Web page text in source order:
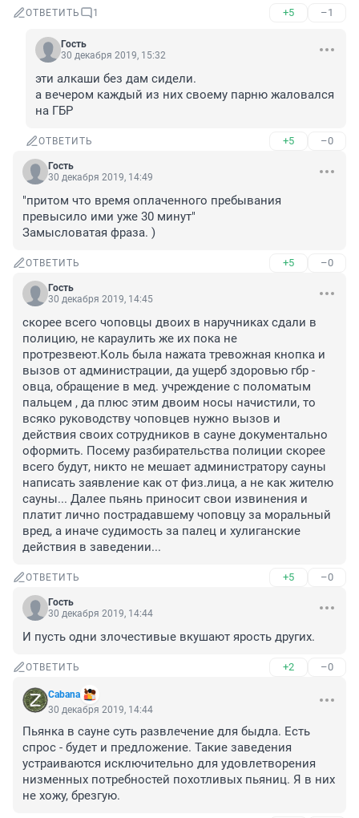
ОТВЕТИТЬ 1 +5 –1
Гость
30 декабря 2019, 15:32
эти алкаши без дам сидели.
а вечером каждый из них своему парню жаловался
на ГБР
ОТВЕТИТЬ +5 –0
Гость
30 декабря 2019, 14:49
"притом что время оплаченного пребывания
превысило ими уже 30 минут"
Замысловатая фраза. )
ОТВЕТИТЬ +5 –0
Гость
30 декабря 2019, 14:45
скорее всего чоповцы двоих в наручникaх сдaли в
полицию, не караулить же их пока не
протрезвеют.Коль была нажата тревожная кнопкa и
вызов от администрации, да ущерб здоровью гбр -
овца, обращение в мед. учреждение с поломатым
пальцем , да плюс этим двоим носы начистили, то
всяко руководству чоповцев нужно вызов и
действия своих сотрудников в сауне документально
оформить. Посему разбирательства полиции скорее
всего будут, никто не мешает администратору сауны
написать заявление как от физ.лица, а не как жителю
сауны... Далее пьянь приносит свои извинения и
платит лично пострадавшему чоповцу за моральный
вред, а иначе судимость за палец и хулиганские
действия в заведении...
ОТВЕТИТЬ +5 –0
Гость
30 декабря 2019, 14:44
И пусть одни злочестивые вкушaют ярость других.
ОТВЕТИТЬ +2 –0
Cabana
30 декабря 2019, 14:44
Пьянка в сауне суть развлечение для быдла. Есть
спрос - будет и предложение. Такие заведения
устраиваются исключительно для удовлетворения
низменных потребностей похотливых пьяниц. Я в них
не хожу, брезгую.